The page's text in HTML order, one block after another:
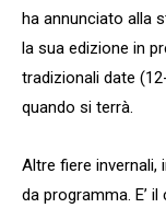
ha annunciato alla
la sua edizione in
tradizionali date
quando si terrà.
Altre fiere invernali,
da programma. E’ il